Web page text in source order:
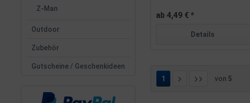
Z-Man
Outdoor
Zubehör
Gutscheine / Geschenkideen
ab 4,49 € *
Details
1 von 5